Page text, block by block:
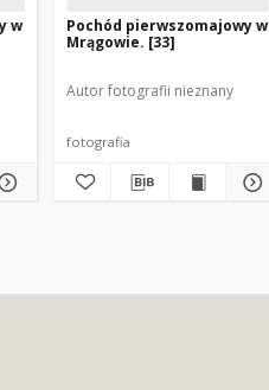
w
Pochód pierwszomajowy w
Mrągowie. [33]
Autor fotografii nieznany
fotografia